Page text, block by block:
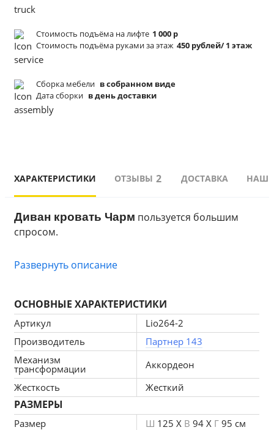
Стоимость подъёма на лифте 1 000 р
Стоимость подъёма руками за этаж 450 рублей/ 1 этаж
Сборка мебели в собранном виде
Дата сборки в день доставки
ХАРАКТЕРИСТИКИ ОТЗЫВЫ 2 ДОСТАВКА
Диван кровать Чарм пользуется большим
малогабаритных помещений. Механизм по
принципу «гармошки»: для превращения дивана в
кровать необходимо слегка приподнять сидение
до щелчка, затем выдвинуть сидение вперёд.
Обивка дивана выполнена в популярных
оттенков рогожки.
Развернуть описание
ОСНОВНЫЕ ХАРАКТЕРИСТИКИ
Артикул
Lio264-2
Производитель
Партнер 143
Механизм
трансформации
Аккордеон
Жесткость
Жесткий
РАЗМЕРЫ
Размер Ш 125 X В 94 X Г 95 см